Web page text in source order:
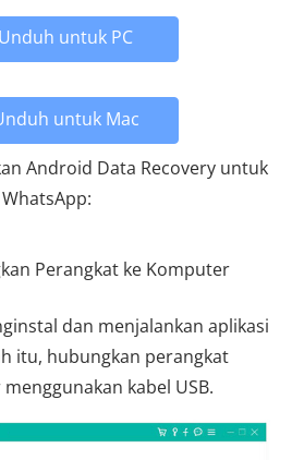
Unduh untuk PC
untuk Mac
Android Data Recovery untuk
Perangkat ke Komputer
dan menjalankan aplikasi
itu, hubungkan perangkat
kabel USB.